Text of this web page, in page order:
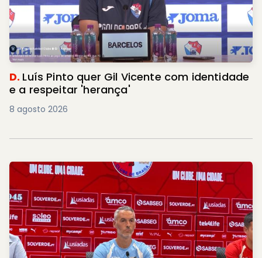
D. Luís Pinto quer Gil Vicente com identidade
e a respeitar 'herança'
8 agosto 2026